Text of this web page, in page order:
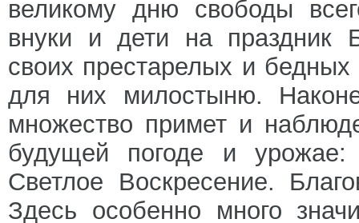
великому дню свободы
внуки и дети на праздник
своих престарелых и
для них милостыню.
множество примет и
будущей погоде и урожае:
Светлое Воскресение.
Здесь особенно много